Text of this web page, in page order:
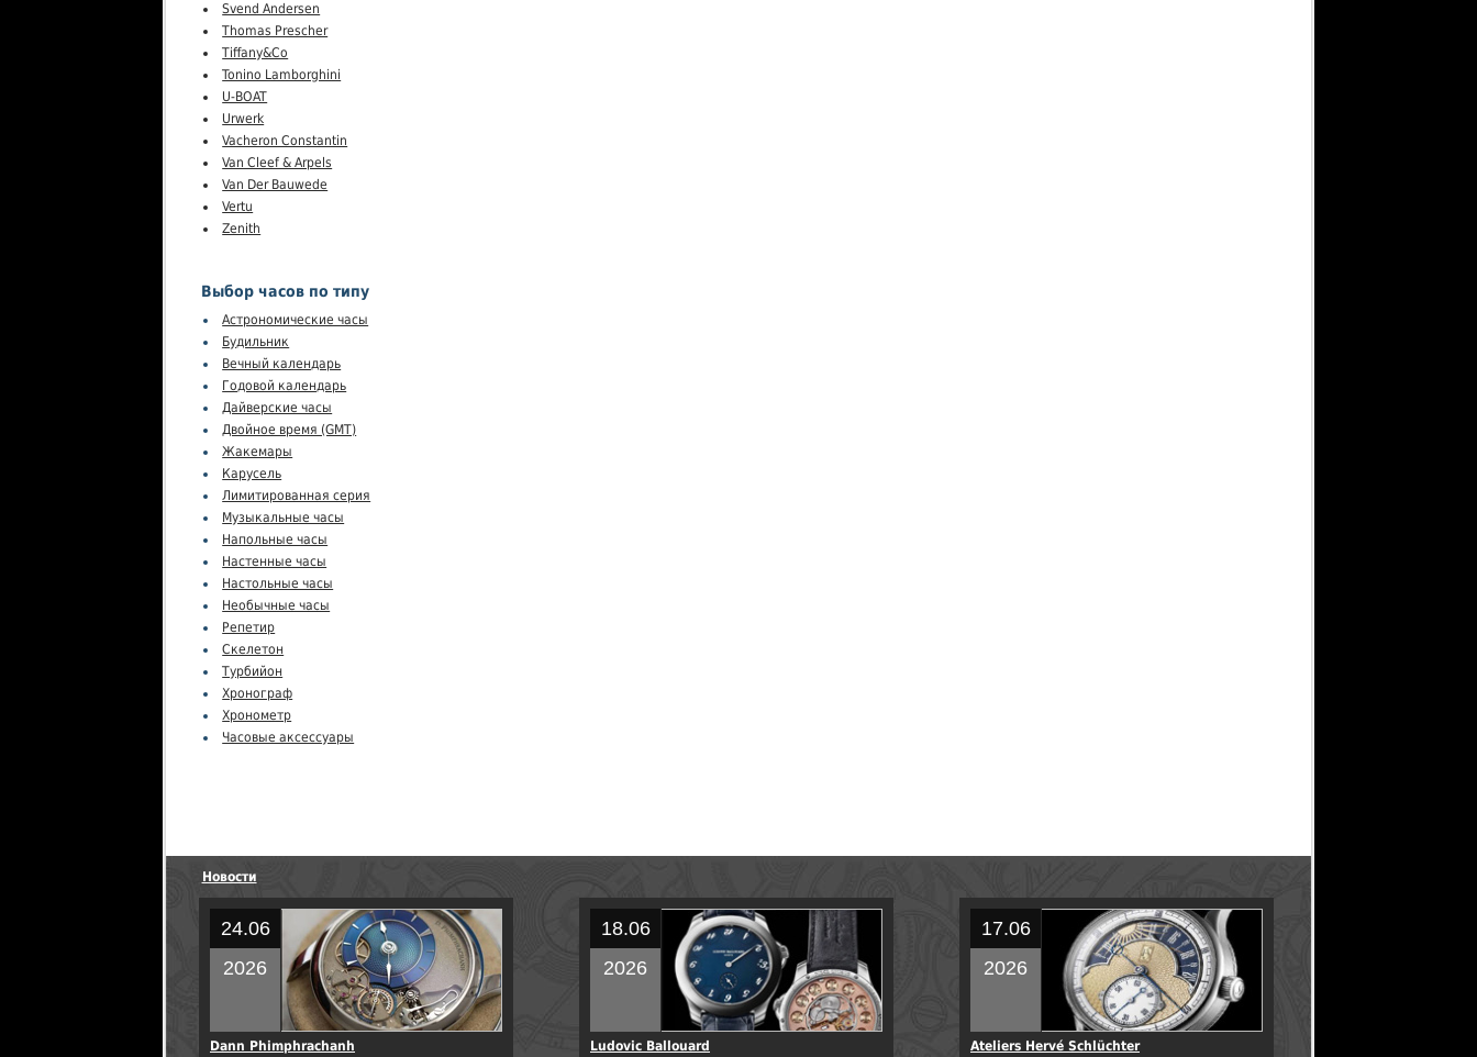
Svend Andersen
Thomas Prescher
Tiffany&Co
Tonino Lamborghini
U-BOAT
Urwerk
Vacheron Constantin
Van Cleef & Arpels
Van Der Bauwede
Vertu
Zenith
Выбор часов по типу
Астрономические часы
Будильник
Вечный календарь
Годовой календарь
Дайверские часы
Двойное время (GMT)
Жакемары
Карусель
Лимитированная серия
Музыкальные часы
Напольные часы
Настенные часы
Настольные часы
Необычные часы
Репетир
Скелетон
Турбийон
Хронограф
Хронометр
Часовые аксессуары
Новости
24.06
2026
Dann Phimphrachanh
18.06
2026
Ludovic Ballouard
17.06
2026
Ateliers Hervé Schlüchter